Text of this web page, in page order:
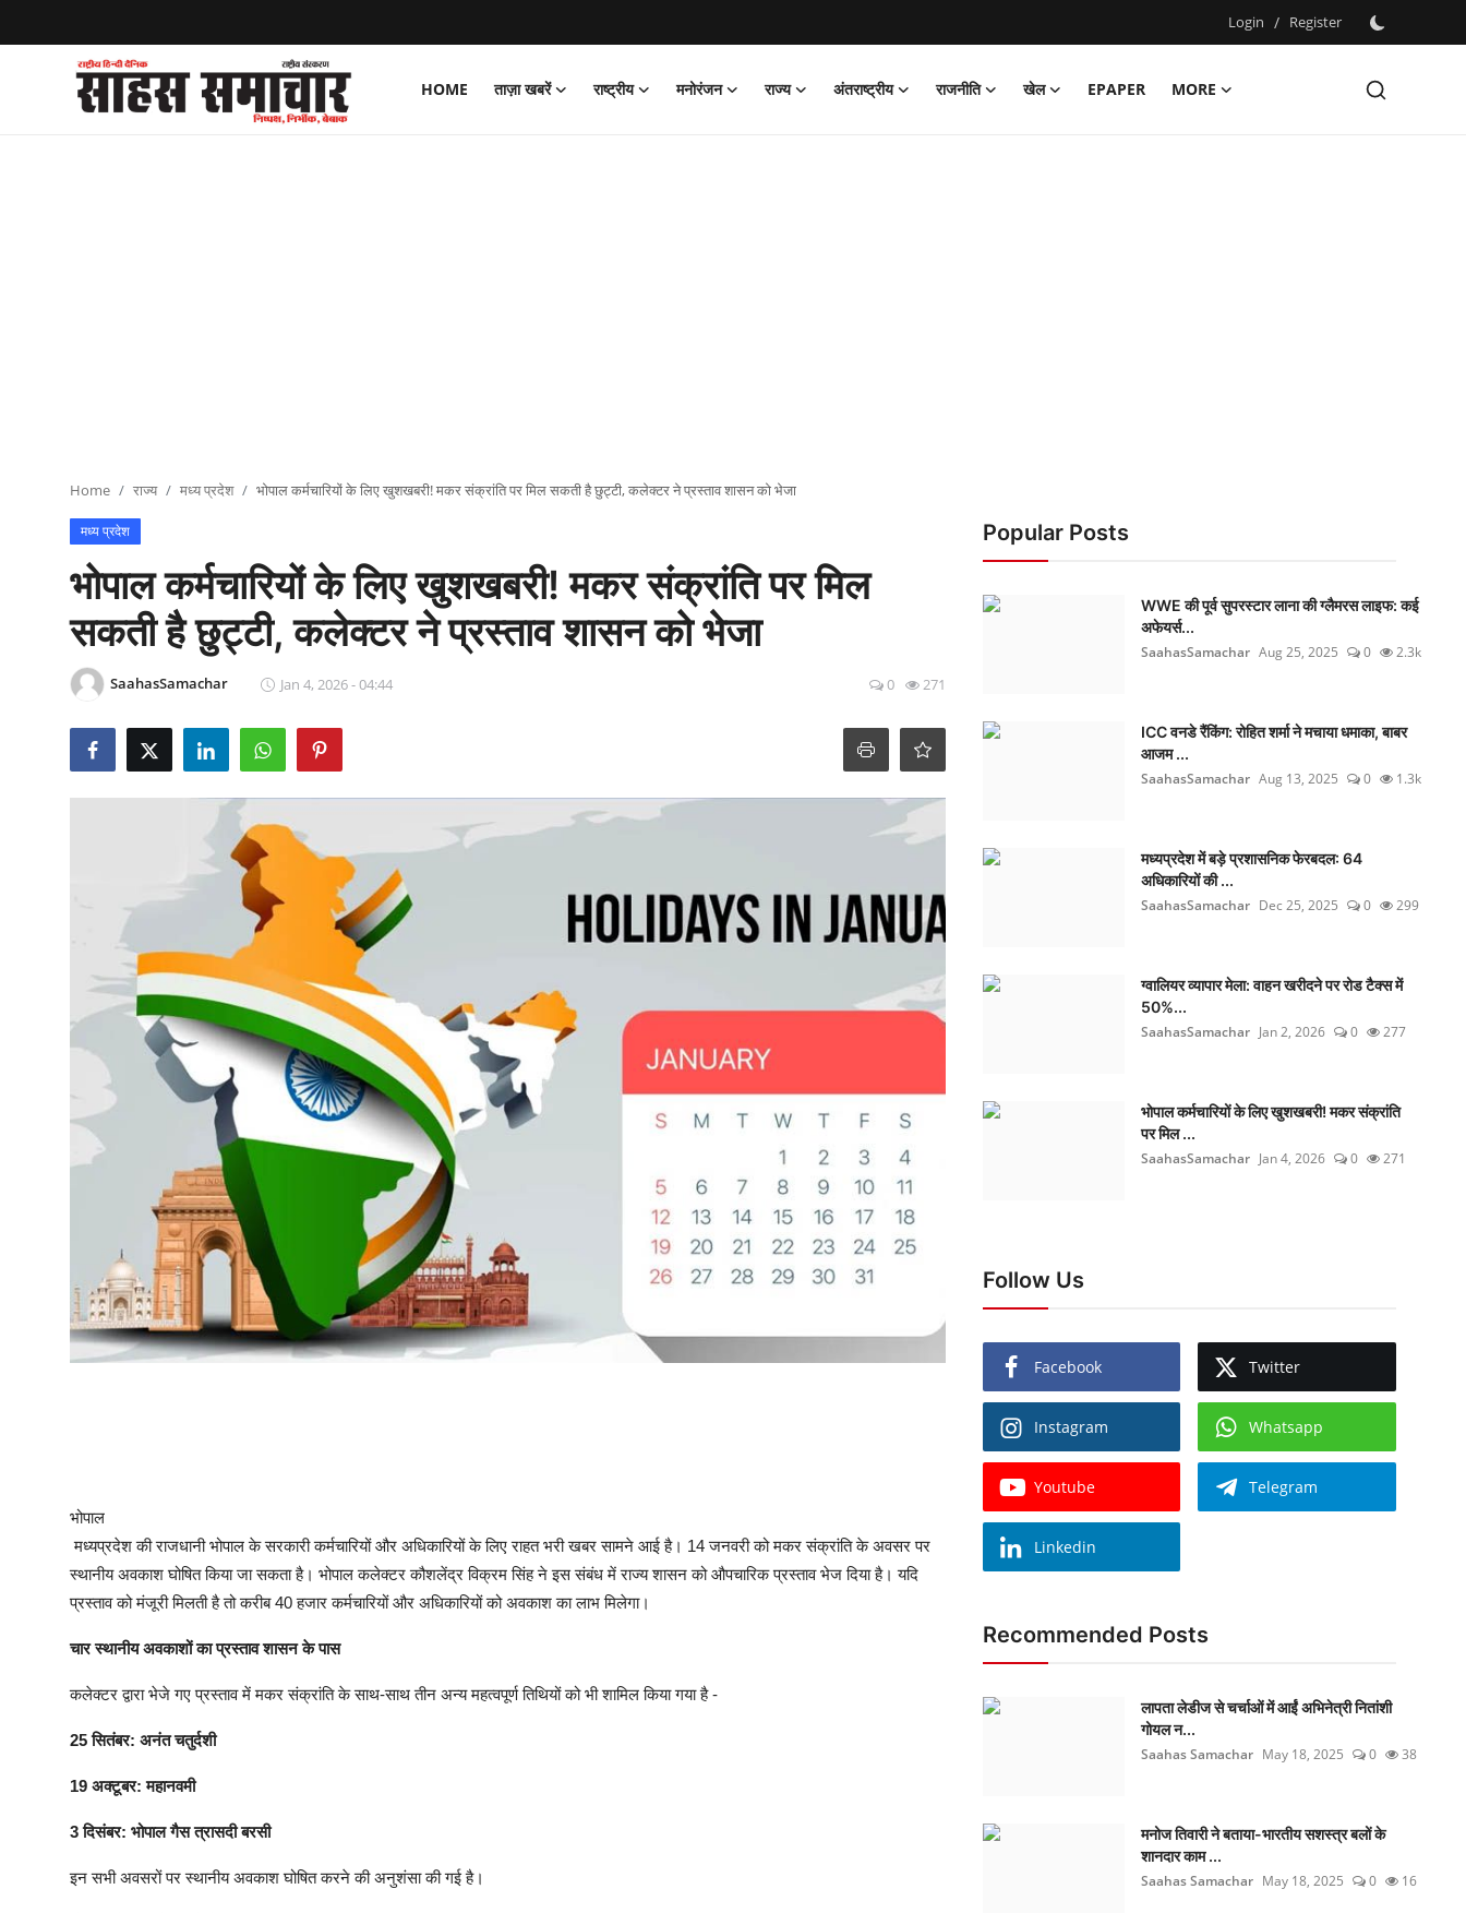
Login / Register
HOME ताज़ा खबरें राष्ट्रीय मनोरंजन राज्य अंतराष्ट्रीय राजनीति खेल EPAPER
MORE
Register
Home राज्य मध्य प्रदेश भोपाल कर्मचारियों के लिए खुशखबरी! मकर संक्रांति पर मिल सकती है छुट्टी, कलेक्टर ने प्रस्ताव शासन को भेजा
मध्य प्रदेश
भोपाल कर्मचारियों के लिए खुशखबरी! मकर संक्रांति पर मिल
सकती है छुट्टी, कलेक्टर ने प्रस्ताव शासन को भेजा
SaahasSamachar Jan 4, 2026 - 04:44 0 271
भोपाल
मध्यप्रदेश की राजधानी भोपाल के सरकारी कर्मचारियों और अधिकारियों के लिए राहत भरी खबर सामने आई है। 14 जनवरी को मकर संक्रांति के अवसर पर
स्थानीय अवकाश घोषित किया जा सकता है। भोपाल कलेक्टर कौशलेंद्र विक्रम सिंह ने इस संबंध में राज्य शासन को औपचारिक प्रस्ताव भेज दिया है। यदि
प्रस्ताव को मंजूरी मिलती है तो करीब 40 हजार कर्मचारियों और अधिकारियों को अवकाश का लाभ मिलेगा।
चार स्थानीय अवकाशों का प्रस्ताव शासन के पास
कलेक्टर द्वारा भेजे गए प्रस्ताव में मकर संक्रांति के साथ-साथ तीन अन्य महत्वपूर्ण तिथियों को भी शामिल किया गया है -
25 सितंबर: अनंत चतुर्दशी
19 अक्टूबर: महानवमी
3 दिसंबर: भोपाल गैस त्रासदी बरसी
इन सभी अवसरों पर स्थानीय अवकाश घोषित करने की अनुशंसा की गई है।
Popular Posts
WWE की पूर्व सुपरस्टार लाना की ग्लैमरस लाइफ: कई
अफेयर्स...
SaahasSamachar Aug 25, 2025 0 2.3k
ICC वनडे रैंकिंग: रोहित शर्मा ने मचाया धमाका, बाबर
आजम ...
SaahasSamachar Aug 13, 2025 0 1.3k
मध्यप्रदेश में बड़े प्रशासनिक फेरबदल: 64
अधिकारियों की ...
SaahasSamachar Dec 25, 2025 0 299
ग्वालियर व्यापार मेला: वाहन खरीदने पर रोड टैक्स में
50%...
SaahasSamachar Jan 2, 2026 0 277
भोपाल कर्मचारियों के लिए खुशखबरी! मकर संक्रांति
पर मिल ...
SaahasSamachar Jan 4, 2026 0 271
Follow Us
Facebook Twitter
Instagram Whatsapp
Youtube Telegram
Linkedin
Recommended Posts
लापता लेडीज से चर्चाओं में आईं अभिनेत्री नितांशी
गोयल न...
Saahas Samachar May 18, 2025 0 38
मनोज तिवारी ने बताया-भारतीय सशस्त्र बलों के
शानदार काम ...
Saahas Samachar May 18, 2025 0 16